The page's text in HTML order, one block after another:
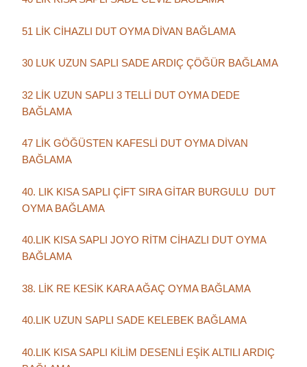
51 LİK CİHAZLI DUT OYMA DİVAN BAĞLAMA
30 LUK UZUN SAPLI SADE ARDIÇ ÇÖĞÜR BAĞLAMA
32 LİK UZUN SAPLI 3 TELLİ DUT OYMA DEDE
BAĞLAMA
47 LİK GÖĞÜSTEN KAFESLİ DUT OYMA DİVAN
BAĞLAMA
40. LIK KISA SAPLI ÇİFT SIRA GİTAR BURGULU DUT
OYMA BAĞLAMA
40.LIK KISA SAPLI JOYO RİTM CİHAZLI DUT OYMA
BAĞLAMA
38. LİK RE KESİK KARA AĞAÇ OYMA BAĞLAMA
40.LIK UZUN SAPLI SADE KELEBEK BAĞLAMA
40.LIK KISA SAPLI KİLİM DESENLİ EŞİK ALTILI ARDIÇ